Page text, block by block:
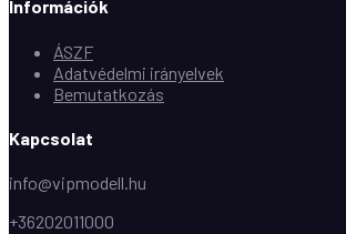
Információk
ÁSZF
Adatvédelmi irányelvek
Bemutatkozás
Kapcsolat
info@vipmodell.hu
+36202011000